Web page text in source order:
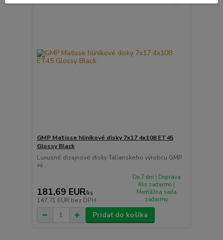
GMP Matisse hliníkové disky 7x17 4x108 ET45
Glossy Black
Luxusné dizajnové disky Talianskeho výrobcu GMP
vý...
181,69 EUR/ks
147,71 EUR bez DPH
Do 7 dní | Doprava
4ks zadarmo |
Montážna sada
zadarmo
Pridať do košíka